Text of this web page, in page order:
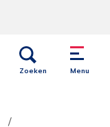
Open
Zoeken
Menu
links
Menu